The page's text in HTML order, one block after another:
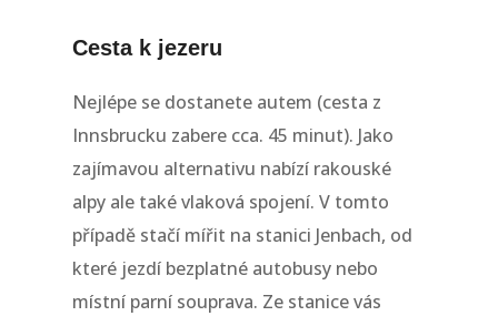
Cesta k jezeru
Nejlépe se dostanete autem (cesta z
Innsbrucku zabere cca. 45 minut). Jako
zajímavou alternativu nabízí rakouské
alpy ale také vlaková spojení. V tomto
případě stačí mířit na stanici Jenbach, od
které jezdí bezplatné autobusy nebo
místní parní souprava. Ze stanice vás